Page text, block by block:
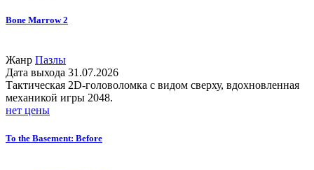
Bone Marrow 2
Жанр Пазлы
Дата выхода 31.07.2026
Тактическая 2D-головоломка с видом сверху, вдохновленная
механикой игры 2048.
нет цены
To the Basement: Before